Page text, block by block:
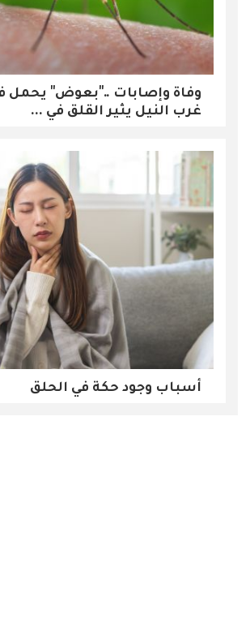
وفاة وإصابات .."بعوض" يحمل
غرب النيل يثير القلق في ...
أسباب وجود حكة في الحلق